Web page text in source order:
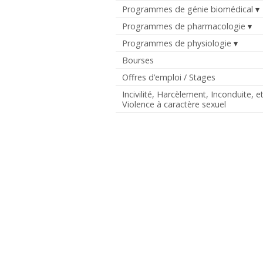
Programmes de génie biomédical
Programmes de pharmacologie
Programmes de physiologie
Bourses
Offres d’emploi / Stages
Incivilité, Harcèlement, Inconduite,
Violence à caractère sexuel